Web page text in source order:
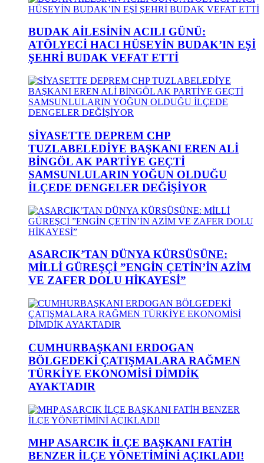
BUDAK AİLESİNİN ACILI GÜNÜ:
ATÖLYECİ HACI HÜSEYİN BUDAK’IN EŞİ
ŞEHRİ BUDAK VEFAT ETTİ
SİYASETTE DEPREM CHP
TUZLABELEDİYE BAŞKANI EREN ALİ
BİNGÖL AK PARTİYE GEÇTİ
SAMSUNLULARIN YOĞUN OLDUĞU
İLÇEDE DENGELER DEĞİŞİYOR
ASARCIK’TAN DÜNYA KÜRSÜSÜNE:
MİLLİ GÜREŞÇİ ”ENGİN ÇETİN’İN AZİM
VE ZAFER DOLU HİKAYESİ”
CUMHURBAŞKANI ERDOGAN
BÖLGEDEKİ ÇATIŞMALARA RAĞMEN
TÜRKİYE EKONOMİSİ DİMDİK
AYAKTADIR
MHP ASARCIK İLÇE BAŞKANI FATİH
BENZER İLÇE YÖNETİMİNİ AÇIKLADI!